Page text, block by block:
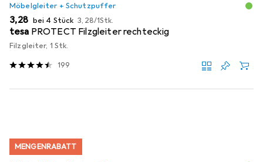
Möbelgleiter + Schutzpuffer
EUR
3,28 bei 4 Stück EUR
3,28/1Stk.
tesa PROTECT Filzgleiter rechteckig
Filzgleiter, 1 Stk.
199
MENGENRABATT